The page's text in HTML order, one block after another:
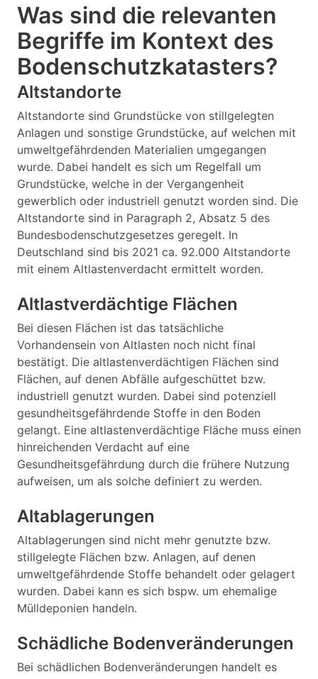
Was sind die relevanten
Begriffe im Kontext des
Bodenschutzkatasters?
Altstandorte
Altstandorte sind Grundstücke von stillgelegten
Anlagen und sonstige Grundstücke, auf welchen mit
umweltgefährdenden Materialien umgegangen
wurde. Dabei handelt es sich um Regelfall um
Grundstücke, welche in der Vergangenheit
gewerblich oder industriell genutzt worden sind. Die
Altstandorte sind in Paragraph 2, Absatz 5 des
Bundesbodenschutzgesetzes geregelt. In
Deutschland sind bis 2021 ca. 92.000 Altstandorte
mit einem Altlastenverdacht ermittelt worden.
Altlastverdächtige Flächen
Bei diesen Flächen ist das tatsächliche
Vorhandensein von Altlasten noch nicht final
bestätigt. Die altlastenverdächtigen Flächen sind
Flächen, auf denen Abfälle aufgeschüttet bzw.
industriell genutzt wurden. Dabei sind potenziell
gesundheitsgefährdende Stoffe in den Boden
gelangt. Eine altlastenverdächtige Fläche muss einen
hinreichenden Verdacht auf eine
Gesundheitsgefährdung durch die frühere Nutzung
aufweisen, um als solche definiert zu werden.
Altablagerungen
Altablagerungen sind nicht mehr genutzte bzw.
stillgelegte Flächen bzw. Anlagen, auf denen
umweltgefährdende Stoffe behandelt oder gelagert
wurden. Dabei kann es sich bspw. um ehemalige
Mülldeponien handeln.
Schädliche Bodenveränderungen
Bei schädlichen Bodenveränderungen handelt es